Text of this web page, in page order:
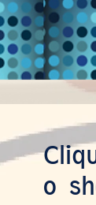
o